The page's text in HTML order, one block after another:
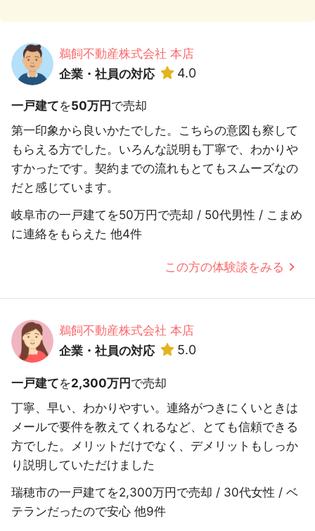
鵜飼不動産株式会社 本店
企業・社員の対応
4.0
一戸建てを50万円 で売却
第一印象から良いかたでした。こちらの意図も察して
もらえる方でした。いろんな説明も丁寧で、わかりや
すかったです。契約までの流れもとてもスムーズなの
だと感じています。
岐阜市の一戸建てを50万円で売却 / 50代男性 / こまめ
に連絡をもらえた 他4件
この方の体験談をみる
鵜飼不動産株式会社 本店
企業・社員の対応
5.0
一戸建てを2,300万円で売却
丁寧、早い、わかりやすい。連絡がつきにくいときは
メールで要件を教えてくれるなど、とても信頼できる
方でした。メリットだけでなく、デメリットもしっか
り説明していただけました
瑞穂市の一戸建てを2,300万円で売却 / 30代女性 / ベ
テランだったので安心 他9件